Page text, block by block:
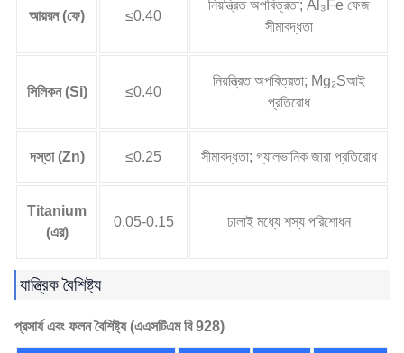
আয়রন (ফে) ≤0.40
নিয়ন্ত্রিত অপবিত্রতা; Al₃Fe ফেজ
সীমাবদ্ধতা
সিলিকন (Si) ≤0.40
নিয়ন্ত্রিত অপবিত্রতা; Mg₂Sআই
প্রতিরোধ
দস্তা (Zn) ≤0.25 সীমাবদ্ধতা; গ্যালভানিক জারা প্রতিরোধ
Titanium
(এর)
0.05-0.15 ঢালাই মধ্যে শস্য পরিশোধন
যান্ত্রিক বৈশিষ্ট্য
প্রসার্য এবং ফলন বৈশিষ্ট্য (এএসটিএম বি 928)